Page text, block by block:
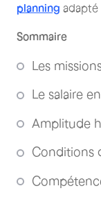
planning adapté
Sommaire
Les
Le salaire
Amplitude
Conditions